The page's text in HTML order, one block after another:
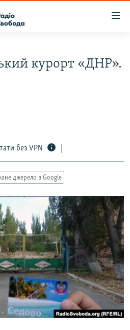
курорт «ДНР».
без VPN
джерело в Google